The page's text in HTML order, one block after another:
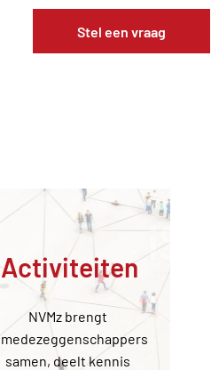
Activiteiten
NVMz brengt
medezeggenschappers
samen, deelt kennis
Stel een vraag